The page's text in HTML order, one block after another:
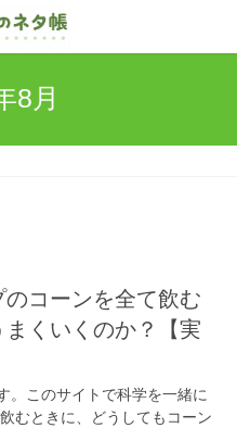
8月
のコーンを全て飲む
くいくのか？【実
。このサイトで科学を一緒に
むときに、どうしてもコーン